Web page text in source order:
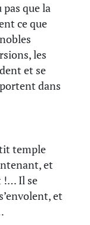
que la
ce que
les
et se
dans
temple
et
!… Il se
et